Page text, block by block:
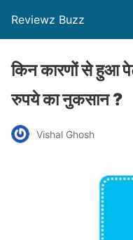
Reviewz Buzz
किन कारणों से हुआ
रुपये का नुकसान ?
Vishal Ghosh